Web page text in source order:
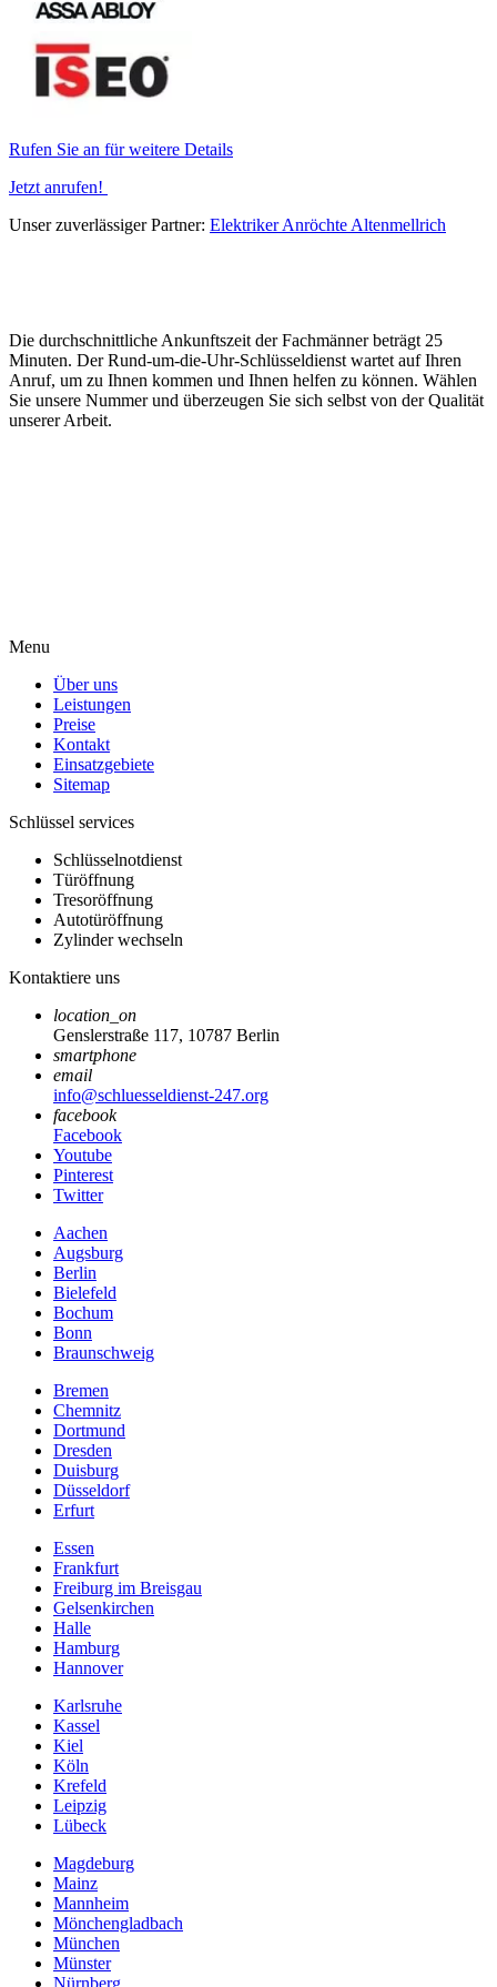
Rufen Sie an für weitere Details
Jetzt anrufen!
Unser zuverlässiger Partner: Elektriker Anröchte Altenmellrich
Die durchschnittliche Ankunftszeit der Fachmänner beträgt 25
Minuten. Der Rund-um-die-Uhr-Schlüsseldienst wartet auf Ihren
Anruf, um zu Ihnen kommen und Ihnen helfen zu können. Wählen
Sie unsere Nummer und überzeugen Sie sich selbst von der Qualität
unserer Arbeit.
Menu
Über uns
Leistungen
Preise
Kontakt
Einsatzgebiete
Sitemap
Schlüssel services
Schlüsselnotdienst
Türöffnung
Tresoröffnung
Autotüröffnung
Zylinder wechseln
Kontaktiere uns
location_on
Genslerstraße 117, 10787 Berlin
smartphone
email
info@schluesseldienst-247.org
facebook
Facebook
Youtube
Pinterest
Twitter
Aachen
Augsburg
Berlin
Bielefeld
Bochum
Bonn
Braunschweig
Bremen
Chemnitz
Dortmund
Dresden
Duisburg
Düsseldorf
Erfurt
Essen
Frankfurt
Freiburg im Breisgau
Gelsenkirchen
Halle
Hamburg
Hannover
Karlsruhe
Kassel
Kiel
Köln
Krefeld
Leipzig
Lübeck
Magdeburg
Mainz
Mannheim
Mönchengladbach
München
Münster